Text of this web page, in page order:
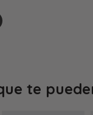
te